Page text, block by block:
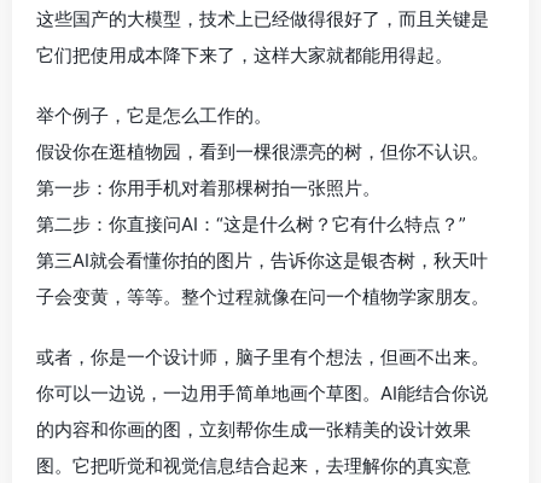
这些国产的大模型，技术上已经做得很好了，而且关键是
它们把使用成本降下来了，这样大家就都能用得起。
举个例子，它是怎么工作的。
假设你在逛植物园，看到一棵很漂亮的树，但你不认识。
第一步：你用手机对着那棵树拍一张照片。
第二步：你直接问AI：“这是什么树？它有什么特点？”
第三AI就会看懂你拍的图片，告诉你这是银杏树，秋天叶
子会变黄，等等。整个过程就像在问一个植物学家朋友。
或者，你是一个设计师，脑子里有个想法，但画不出来。
你可以一边说，一边用手简单地画个草图。AI能结合你说
的内容和你画的图，立刻帮你生成一张精美的设计效果
图。它把听觉和视觉信息结合起来，去理解你的真实意